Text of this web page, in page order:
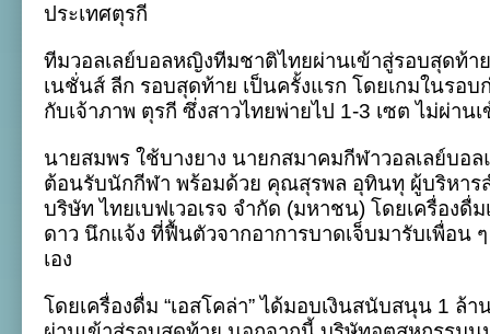
พร้อม
รับ
อัดฉีด
จาก
–
นม
ตรา
มะลิ
ประเทศตุรกี
ทีมวอลเลย์บอลหญิงทีมชาติไทยผ่านเข้าสู่รอบสุดท้า
เนชั่นส์ ลีก รอบสุดท้าย เป็นครั้งแรก โดยเกมในรอ
กับเจ้าภาพ ตุรกี ซึ่งสาวไทยพ่ายไป 1-3 เซต ไม่ผ่าน
นายสมพร ใช้บางยาง นายกสมาคมกีฬาวอลเลย์บอล
ต้อนรับนักกีฬา พร้อมด้วย คุณสุรพล อุทินทุ ผู้บริหาร
บริษัท ไทยเบฟเวอเรจ จำกัด (มหาชน) โดยเครื่องดื่
ดาว นึกแจ้ง ที่ฟื้นตัวจากอาการบาดเจ็บมารับเพื่อน
เอง
โดยเครื่องดื่ม “เอสโคล่า” ได้มอบเงินสนับสนุน 1 ล้